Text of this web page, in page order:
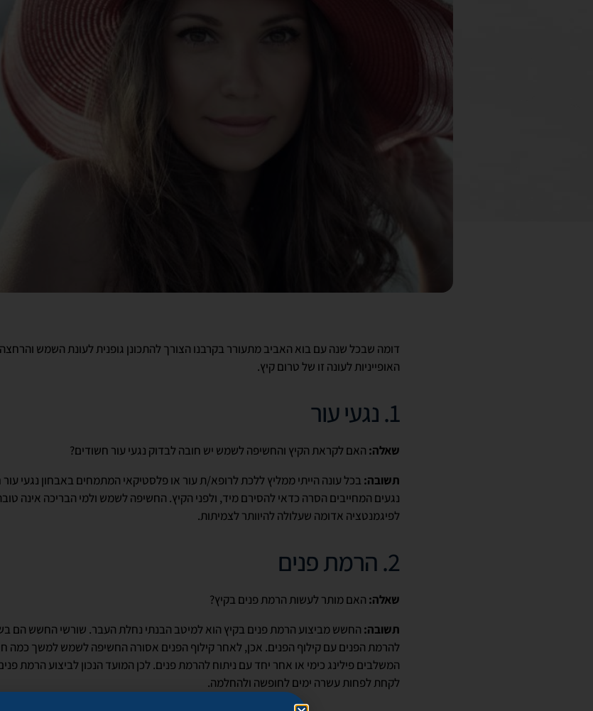
דומה שבכל שנה עם בוא האביב מתעורר בקרבנו הצורך להתכונן גופנית לעונת השמש
האופייניות לעונה זו של טרום קיץ.
1. נגעי עור
שאלה: האם לקראת הקיץ והחשיפה לשמש יש חובה לבדוק נגעי עור חשודים?
תשובה: בכל עונה הייתי ממליץ ללכת לרופא/ת עור או פלסטיקאי המתמחים באבחון נגעי
נגעים המחייבים הסרה כדאי להסירם מיד, ולפני הקיץ. החשיפה לשמש ולמי הבריכה אינה טובה
לפיגמנטציה אדומה שעלולה להיוותר לצמיתות.
2. הרמת פנים
שאלה: האם מותר לעשות הרמת פנים בקיץ?
תשובה: החשש מביצוע הרמת פנים בקיץ הוא למיטב הבנתי נחלת העבר. שורשי החשש הם
להרמת הפנים עם קילוף הפנים. אכן, לאחר קילוף הפנים אסורה החשיפה לשמש למשך כמה
המשלבים פילינג כימי או אחר יחד עם ניתוח להרמת פנים. לכן המועד הנכון לביצוע הרמת
לקחת לפחות עשרה ימים לחופשה ולהחלמה.